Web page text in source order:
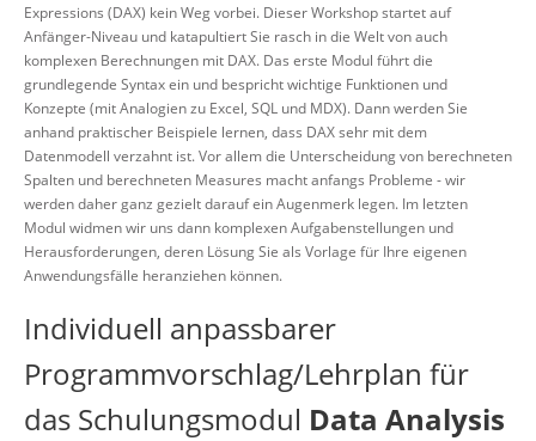
Expressions (DAX) kein Weg vorbei. Dieser Workshop startet auf
Anfänger-Niveau und katapultiert Sie rasch in die Welt von auch
komplexen Berechnungen mit DAX. Das erste Modul führt die
grundlegende Syntax ein und bespricht wichtige Funktionen und
Konzepte (mit Analogien zu Excel, SQL und MDX). Dann werden Sie
anhand praktischer Beispiele lernen, dass DAX sehr mit dem
Datenmodell verzahnt ist. Vor allem die Unterscheidung von berechneten
Spalten und berechneten Measures macht anfangs Probleme - wir
werden daher ganz gezielt darauf ein Augenmerk legen. Im letzten
Modul widmen wir uns dann komplexen Aufgabenstellungen und
Herausforderungen, deren Lösung Sie als Vorlage für Ihre eigenen
Anwendungsfälle heranziehen können.
Individuell anpassbarer
Programmvorschlag/Lehrplan für
das Schulungsmodul Data Analysis